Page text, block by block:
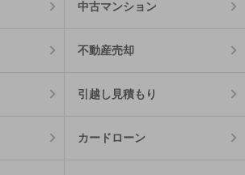
中古マンション
不動産売却
引越し見積もり
カードローン